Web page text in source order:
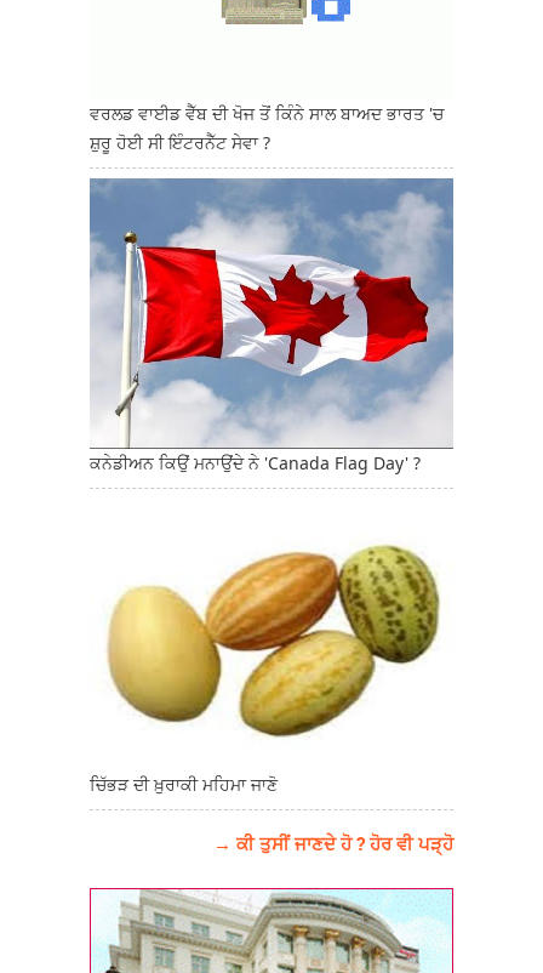
ਵਰਲਡ ਵਾਈਡ ਵੈੱਬ ਦੀ ਖੋਜ ਤੋਂ ਕਿੰਨੇ ਸਾਲ ਬਾਅਦ ਭਾਰਤ 'ਚ
ਸ਼ੁਰੂ ਹੋਈ ਸੀ ਇੰਟਰਨੈੱਟ ਸੇਵਾ ?
ਕਨੇਡੀਅਨ ਕਿਉਂ ਮਨਾਉਂਦੇ ਨੇ 'Canada Flag Day' ?
ਚਿੱਭੜ ਦੀ ਖ਼ੁਰਾਕੀ ਮਹਿਮਾ ਜਾਣੋ
→ ਕੀ ਤੁਸੀਂ ਜਾਣਦੇ ਹੋ ? ਹੋਰ ਵੀ ਪੜ੍ਹੋ